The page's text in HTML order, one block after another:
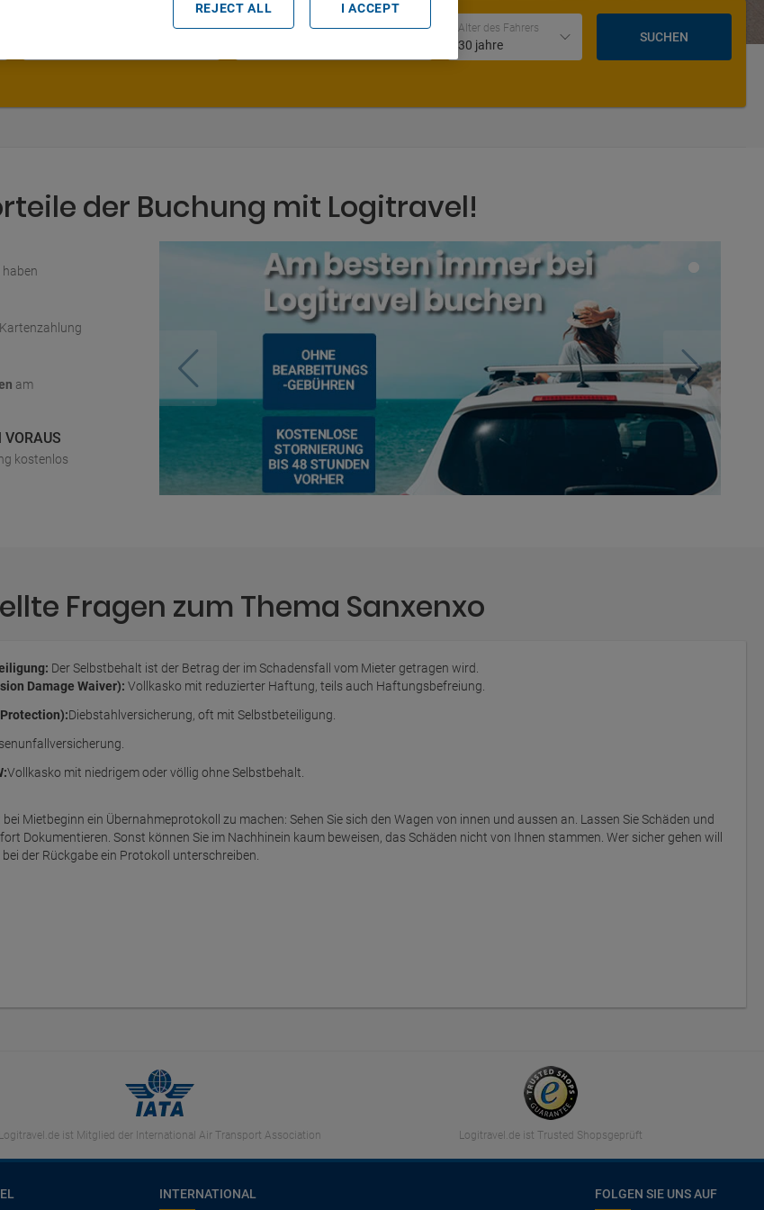
Datum und Uhrzeit der Abholung Datum und Uhrzeit der Rückgabe Alter des Fahrers
30 jahre
SUCHEN
der Buchung mit Logitravel!
am
VORAUS
kostenlos
Fragen zum Thema Sanxenxo
Der Selbstbehalt ist der Betrag der im Schadensfall vom Mieter getragen wird.
Damage Waiver): Vollkasko mit reduzierter Haftung, teils auch Haftungsbefreiung.
Diebstahlversicherung, oft mit Selbstbeteiligung.
Vollkasko mit niedrigem oder völlig ohne Selbstbehalt.
Mietbeginn ein Übernahmeprotokoll zu machen: Sehen Sie sich den Wagen von innen und aussen an. Lassen Sie Schäden und
Dokumentieren. Sonst können Sie im Nachhinein kaum beweisen, das Schäden nicht von Ihnen stammen. Wer sicher gehen will
der Rückgabe ein Protokoll unterschreiben.
Logitravel.de ist Mitglied der International Air Transport Association Logitravel.de ist Trusted Shopsgeprüft
INTERNATIONAL FOLGEN SIE UNS AUF
REJECT ALL I ACCEPT